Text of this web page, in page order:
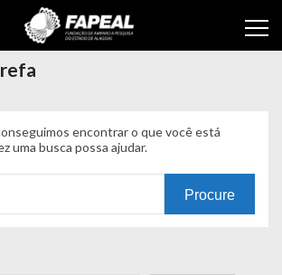
encontrar o que você está
uma busca possa ajudar.